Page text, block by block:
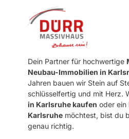
Dein Partner für hochwertige
Neubau-Immobilien in
Jahren bauen wir Stein auf
schlüsselfertig und mit Herz.
in Karlsruhe kaufen oder ein
Karlsruhe möchtest, bist du
genau richtig.